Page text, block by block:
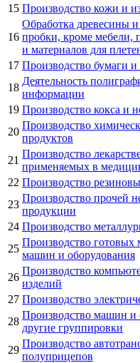
15 Производство кожи и
16
Обработка древесины и
пробки, кроме мебели,
и материалов для
17 Производство бумаги
18
Деятельность
информации
19 Производство кокса и
20
Производство
продуктов
21
Производство
применяемых в
22 Производство
23
Производство прочей
продукции
24 Производство
25
Производство готовых
машин и оборудования
26
Производство
изделий
27 Производство
28
Производство машин и
другие группировки
29
Производство
полуприцепов